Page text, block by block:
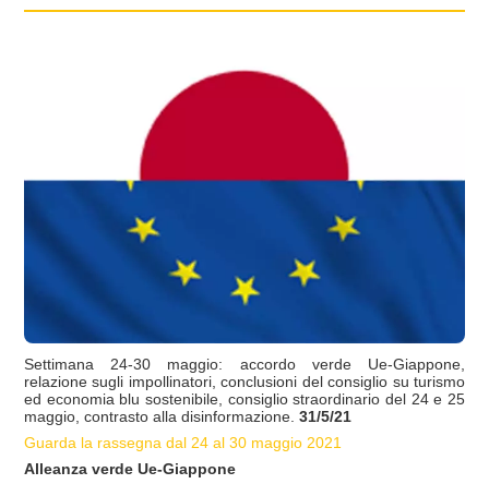
Settimana 24-30 maggio: accordo verde Ue-Giappone,
relazione sugli impollinatori, conclusioni del consiglio su turismo
ed economia blu sostenibile, consiglio straordinario del 24 e 25
maggio, contrasto alla disinformazione. 31/5/21
Guarda la rassegna dal 24 al 30 maggio 2021
Alleanza verde Ue-Giappone